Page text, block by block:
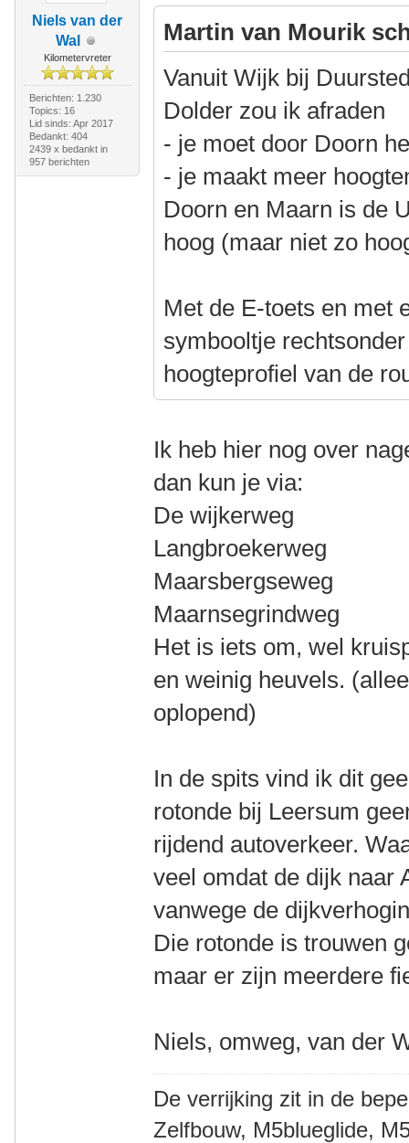
Niels van der
Wal
Kilometervreter
Berichten: 1.230
Topics: 16
Lid sinds: Apr 2017
Bedankt: 404
2439 x bedankt in
957 berichten
Martin van Mourik
Vanuit Wijk bij
Dolder zou ik afraden
- je moet door Doorn
- je maakt meer
Doorn en Maarn is de
hoog (maar niet zo
Met de E-toets en met
symbooltje
hoogteprofiel van de
Ik heb hier nog over
dan kun je via:
De wijkerweg
Langbroekerweg
Maarsbergseweg
Maarnsegrindweg
Het is iets om, wel
en weinig heuvels.
oplopend)
In de spits vind ik dit
rotonde bij Leersum
rijdend autoverkeer.
veel omdat de dijk naar
vanwege de
Die rotonde is trouwen
maar er zijn meerdere
Niels, omweg, van der
De verrijking zit in de
Zelfbouw, M5blueglide,